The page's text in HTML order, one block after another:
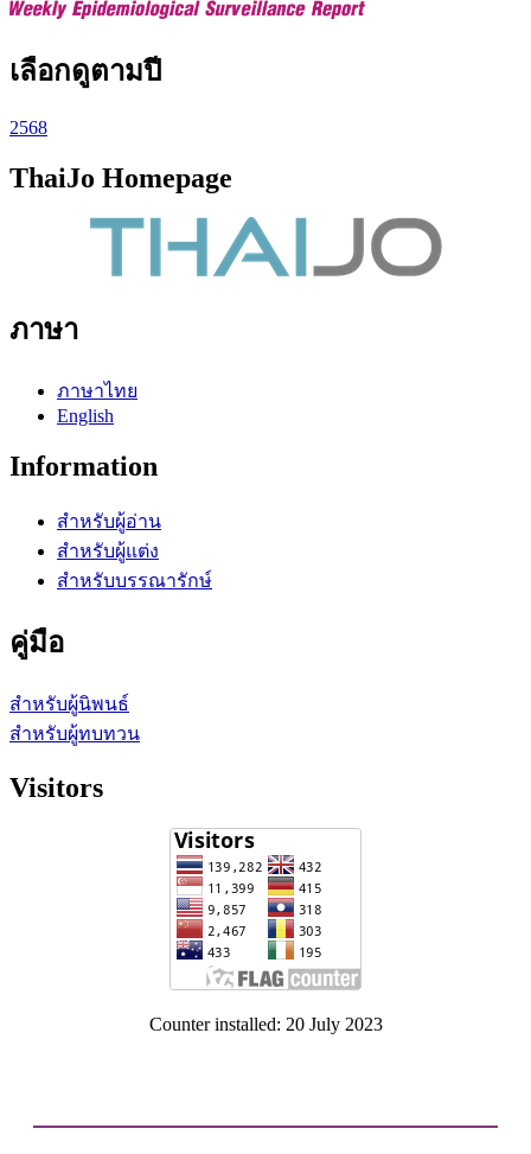
เลือกดูตามปี
2568
ThaiJo Homepage
ภาษา
ภาษาไทย
English
Information
สำหรับผู้อ่าน
สำหรับผู้แต่ง
สำหรับบรรณารักษ์
คู่มือ
สำหรับผู้นิพนธ์
สำหรับผู้ทบทวน
Visitors
Counter installed: 20 July 2023